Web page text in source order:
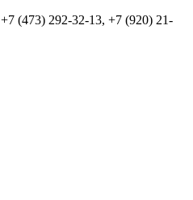
+7 (473) 292-32-13, +7 (920) 21-